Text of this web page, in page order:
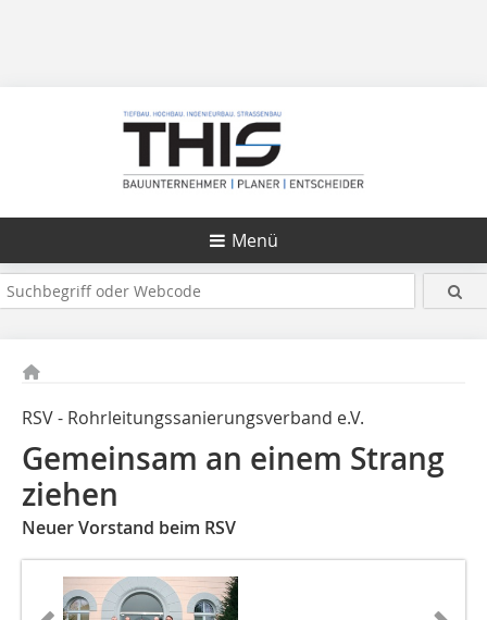
Menü
RSV - Rohrleitungssanierungsverband e.V.
Gemeinsam an einem Strang
ziehen
Neuer Vorstand beim RSV